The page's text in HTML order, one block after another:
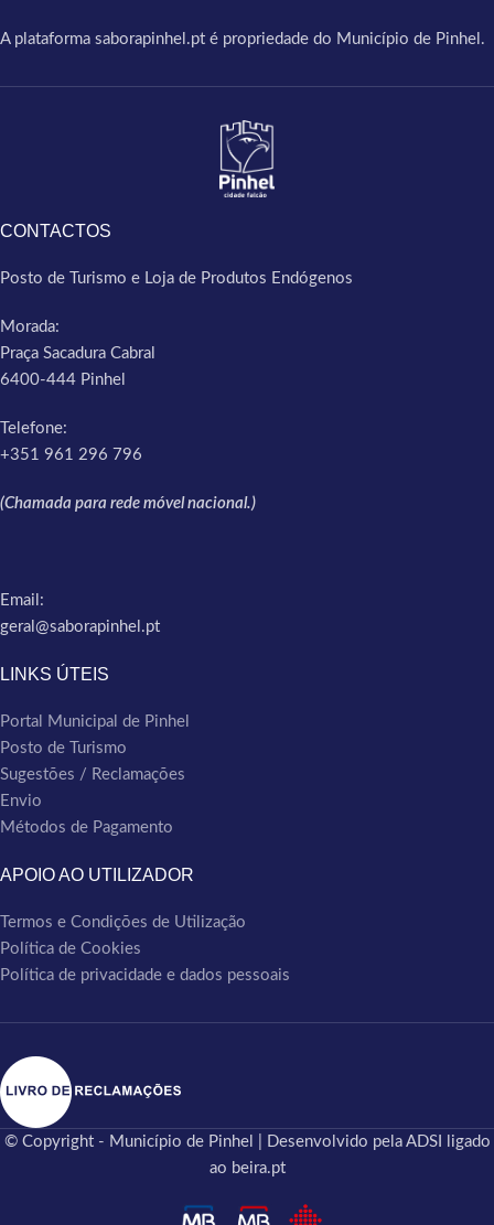
A plataforma saborapinhel.pt é propriedade do Município de Pinhel.
CONTACTOS
Posto de Turismo e Loja de Produtos Endógenos
Morada:
Praça Sacadura Cabral
6400-444 Pinhel
Telefone:
+351 961 296 796
(Chamada para rede móvel nacional.)
Email:
geral@saborapinhel.pt
LINKS ÚTEIS
Portal Municipal de Pinhel
Posto de Turismo
Sugestões / Reclamações
Envio
Métodos de Pagamento
APOIO AO UTILIZADOR
Termos e Condições de Utilização
Política de Cookies
Política de privacidade e dados pessoais
© Copyright - Município de Pinhel | Desenvolvido pela ADSI ligado
ao beira.pt